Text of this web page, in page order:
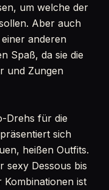
um welche der
Aber auch
anderen
Spaß, da sie die
und Zungen
Drehs für die
sich
heißen Outfits.
sexy Dessous bis
Kombinationen ist